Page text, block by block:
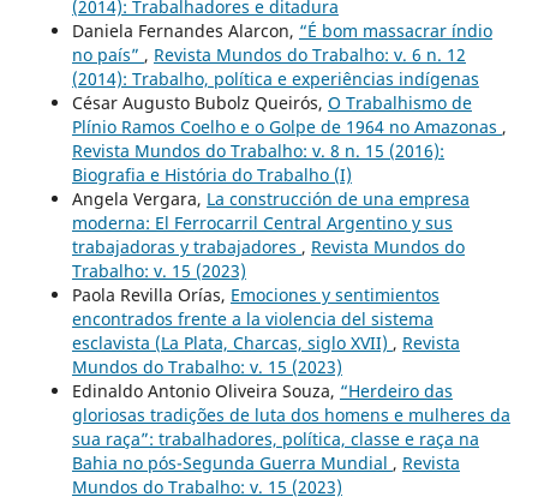
(2014): Trabalhadores e ditadura
Daniela Fernandes Alarcon, “É bom massacrar índio
no país” , Revista Mundos do Trabalho: v. 6 n. 12
(2014): Trabalho, política e experiências indígenas
César Augusto Bubolz Queirós, O Trabalhismo de
Plínio Ramos Coelho e o Golpe de 1964 no Amazonas ,
Revista Mundos do Trabalho: v. 8 n. 15 (2016):
Biografia e História do Trabalho (I)
Angela Vergara, La construcción de una empresa
moderna: El Ferrocarril Central Argentino y sus
trabajadoras y trabajadores , Revista Mundos do
Trabalho: v. 15 (2023)
Paola Revilla Orías, Emociones y sentimientos
encontrados frente a la violencia del sistema
esclavista (La Plata, Charcas, siglo XVII) , Revista
Mundos do Trabalho: v. 15 (2023)
Edinaldo Antonio Oliveira Souza, “Herdeiro das
gloriosas tradições de luta dos homens e mulheres da
sua raça”: trabalhadores, política, classe e raça na
Bahia no pós-Segunda Guerra Mundial , Revista
Mundos do Trabalho: v. 15 (2023)